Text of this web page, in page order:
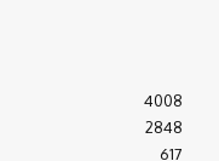
4008
2848
617